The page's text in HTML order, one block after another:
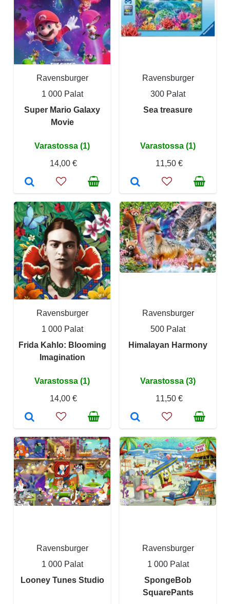
Ravensburger
1 000 Palat
Super Mario Galaxy
Movie
Varastossa (1)
14,00 €
Ravensburger
300 Palat
Sea treasure
Varastossa (1)
11,50 €
Ravensburger
1 000 Palat
Frida Kahlo: Blooming
Imagination
Varastossa (1)
14,00 €
Ravensburger
500 Palat
Himalayan Harmony
Varastossa (3)
11,50 €
Ravensburger
1 000 Palat
Looney Tunes Studio
Ravensburger
1 000 Palat
SpongeBob
SquarePants